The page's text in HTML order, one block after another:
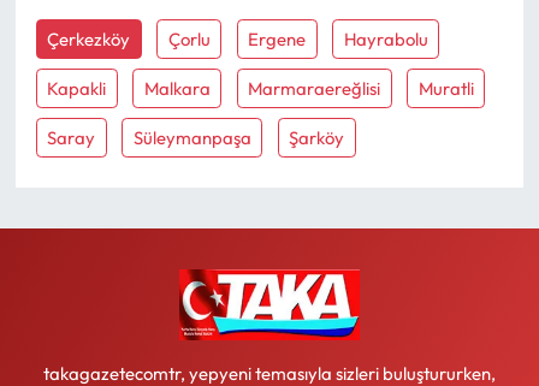
Çerkezköy Çorlu Ergene Hayrabolu
Kapakli Malkara Marmaraereğlisi Muratli
Saray Süleymanpaşa Şarköy
takagazetecomtr, yepyeni temasıyla sizleri buluştururken,